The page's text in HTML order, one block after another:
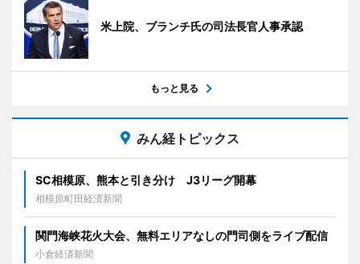
米上院、ブランチ氏の司法長官人事承認
もっと見る
みん経トピックス
SC相模原、熊本と引き分け J3リーグ開幕
相模原町田経済新聞
関門海峡花火大会、無料エリアなしの門司側をライブ配信
小倉経済新聞